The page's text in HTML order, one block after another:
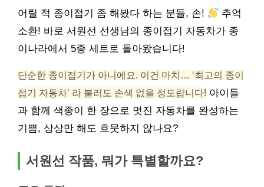
어릴 적 종이접기 좀 해봤다 하는 분들, 손!
추억
소환! 바로 서원선 선생님의 종이접기 자동차가 종
이나라에서 5종 세트로 돌아왔습니다!
단순한 종이접기가 아니에요. 이건 마치… ‘최고의 종이
접기 자동차’ 라 불러도 손색 없을 정도랍니다! 아이들
과 함께 색종이 한 장으로 멋진 자동차를 완성하는
기쁨, 상상만 해도 흐뭇하지 않나요?
서원선 작품, 뭐가 특별할까요?